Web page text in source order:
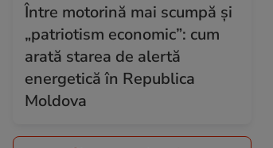
Între motorină mai scumpă și
„patriotism economic”: cum
arată starea de alertă
energetică în Republica
Moldova